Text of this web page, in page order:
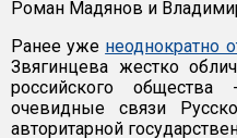
Роман Мадянов и
Ранее уже неоднократно
Звягинцева жестко
российского
очевидные связи
авторитарной